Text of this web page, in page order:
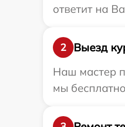
ответит на
2
Выезд
Наш мастер
мы